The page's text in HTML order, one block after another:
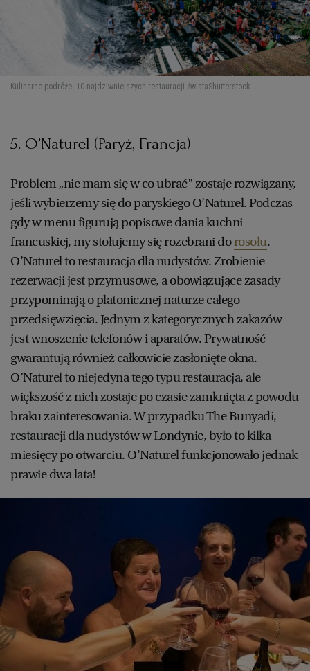
Kulinarne podróże. 10 najdziwniejszych restauracji świataShutterstock
5. O’Naturel (Paryż, Francja)
Problem „nie mam się w co ubrać" zostaje rozwiązany,
jeśli wybierzemy się do paryskiego O’Naturel. Podczas
gdy w menu figurują popisowe dania kuchni
francuskiej, my stołujemy się rozebrani dorosołu.
O’Naturel to restauracja dla nudystów. Zrobienie
rezerwacji jest przymusowe, a obowiązujące zasady
przypominają o platonicznej naturze całego
przedsięwzięcia. Jednym z kategorycznych zakazów
jest wnoszenie telefonów i aparatów. Prywatność
gwarantują również całkowicie zasłonięte okna.
O’Naturel to niejedyna tego typu restauracja, ale
większość z nich zostaje po czasie zamknięta z powodu
braku zainteresowania. W przypadku The Bunyadi,
restauracji dla nudystów w Londynie, było to kilka
miesięcy po otwarciu. O’Naturel funkcjonowało jednak
prawie dwa lata!